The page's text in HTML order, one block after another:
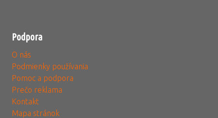
Podpora
O nás
Podmienky používania
Pomoc a podpora
Prečo reklama
Kontakt
Mapa stránok